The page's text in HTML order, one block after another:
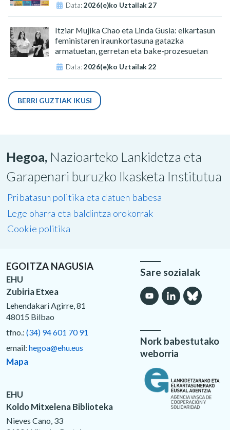
Data:2026(e)ko Uztailak 27
Itziar Mujika Chao eta Linda Gusia: elkartasun
feministaren iraunkortasuna gatazka
armatuetan, gerretan eta bake-prozesuetan
Data:2026(e)ko Uztailak 22
BERRI GUZTIAK IKUSI
Hegoa, Nazioarteko Lankidetza eta
Garapenari buruzko Ikasketa Institutua
Pribatasun politika eta datuen babesa
Lege oharra eta baldintza orokorrak
Cookie politika
EGOITZA NAGUSIA
EHU
Zubiria Etxea
Lehendakari Agirre, 81
48015 Bilbao
tfno.: (34) 94 601 70 91
email: hegoa@ehu.eus
Mapa
EHU
Koldo Mitxelena Biblioteka
Nieves Cano, 33
Sare sozialak
Nork babestutako
weborria